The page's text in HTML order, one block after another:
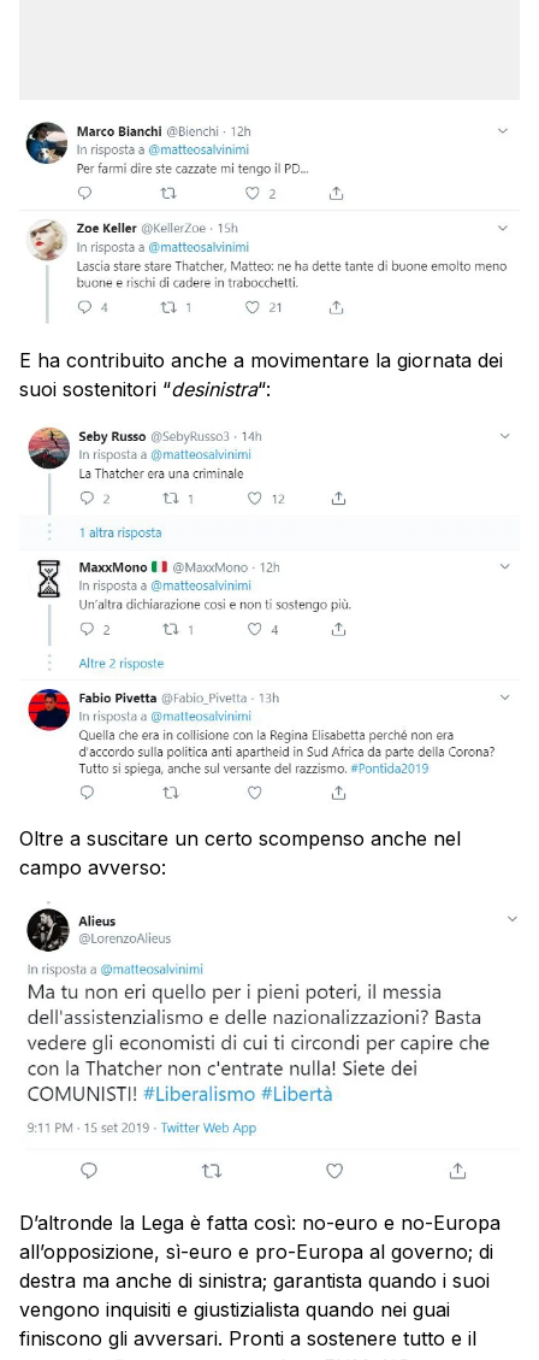
E ha contribuito anche a movimentare la giornata dei
suoi sostenitori “desinistra“:
Oltre a suscitare un certo scompenso anche nel
campo avverso:
D’altronde la Lega è fatta così: no-euro e no-Europa
all’opposizione, sì-euro e pro-Europa al governo; di
destra ma anche di sinistra; garantista quando i suoi
vengono inquisiti e giustizialista quando nei guai
finiscono gli avversari. Pronti a sostenere tutto e il